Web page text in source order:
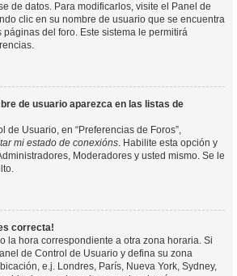
de datos. Para modificarlos, visite el Panel de
clic en su nombre de usuario que se encuentra
del foro. Este sistema le permitirá
de usuario aparezca en las listas de
de Usuario, en “Preferencias de Foros”,
mi estado de conexións. Habilite esta opción y
Moderadores y usted mismo. Se le
correcta!
la hora correspondiente a otra zona horaria. Si
de Control de Usuario y defina su zona
e.j. Londres, París, Nueva York, Sydney,